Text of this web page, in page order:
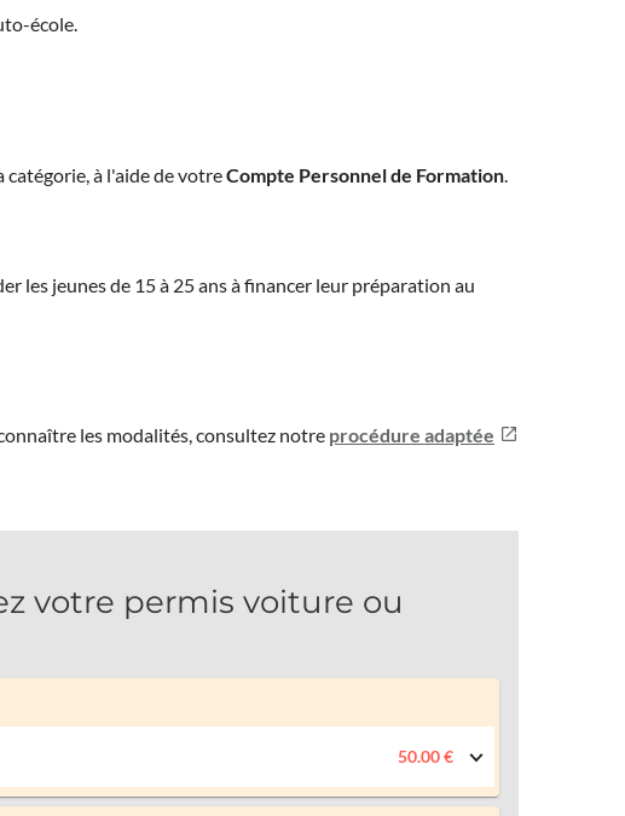
école.
à l'aide de votreCompte Personnel de Formation.
les jeunes de 15 à 25 ans à financer leur préparation au
les modalités, consultez notre procédure adaptée
votre permis voiture ou
50.00 €